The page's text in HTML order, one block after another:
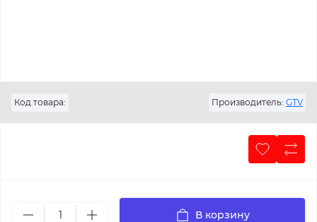
Код товара: Производитель: GTV
В корзину